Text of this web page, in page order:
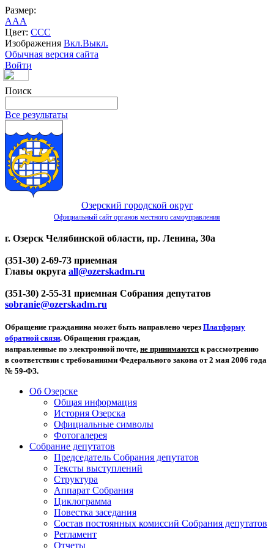
Размер:
AAA
Цвет: CCC
Изображения Вкл.Выкл.
Обычная версия сайта
Войти
Поиск
Все результаты
Озерский городской округ
Официальный сайт органов местного самоуправления
г. Озерск Челябинской области, пр. Ленина, 30а
(351-30) 2-69-73 приемная
Главы округа all@ozerskadm.ru
(351-30) 2-55-31 приемная Собрания депутатов
sobranie@ozerskadm.ru
Обращение гражданина может быть направлено через Платформу
обратной связи. Обращения граждан,
направленные по электронной почте, не принимаются к рассмотрению
в соответствии с требованиями Федерального закона от 2 мая 2006 года
№ 59-ФЗ.
Об Озерске
Общая информация
История Озерска
Официальные символы
Фотогалерея
Собрание депутатов
Председатель Собрания депутатов
Тексты выступлений
Структура
Аппарат Собрания
Циклограмма
Повестка заседания
Состав постоянных комиссий Собрания депутатов
Регламент
Отчеты